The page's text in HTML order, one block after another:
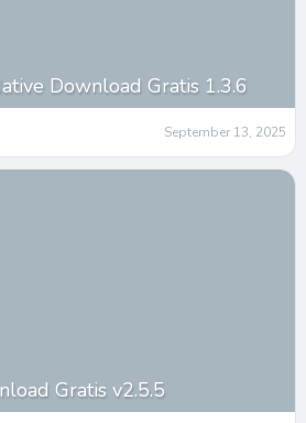
Download Gratis 1.3.6
September 13, 2025
Gratis v2.5.5